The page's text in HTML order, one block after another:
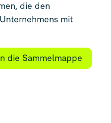
die den
mit
die Sammelmappe